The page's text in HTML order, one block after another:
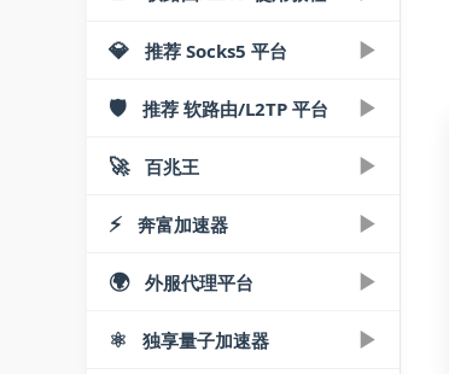
老鱼加速器免费版下载安装教程 |
单窗口单IP
老鱼加速器专业版下载使用教程 |
老鱼加速器模拟器绑定视频教程 |
老鱼加速器Socks5协议配置指南 |
智能分流
Socks5工具-手机端 ▶
老鱼加速器安卓版下载使用教程 |
Kitsunebi安卓Socks5代理工具下
老鱼加速器安卓版使用指南 | 视频
图文教程
SSTap全局-电脑端 ▶
SSTap-beta下载使用教程 - 轻松配
SSTap工具下载及使用指南 | 视频
有米加速器Socks5软件下载使用教
有米网游加速器绑定安卓模拟器图
万安加速器购买使用教程 | 一键配
软路由导入IP教程 ▶
ROS软路由多WAN/多IP配置详解
| 图解
单机单IP
Proxifier代理设置全攻略 - 3步配置
Socks5
安卓手机直连教程 ▶
安卓手机L2TP直连教程：3分钟快
windows电脑直连教程 ▶
Windows电脑L2TP协议VPN设置
Windows/软路由PPTP/L2TP直连
苹果ios手机利用L2TP/Socks5直连
苹果Mac电脑代理IP设置教程
💎 推荐 Socks5 平台 ▶
光子SK5 ▶
光子IP - Socks5/L2TP购买提取使
用教程
🛡️ 推荐 软路由/L2TP 平台 ▶
小猫IP ▶
小猫IP手机云手机购买下载使用教
程
小猫IP购买使用教程：
🚀 百兆王 ▶
注册 | 购买 | 免费测试 ▶
百兆王IP代理购买教程：3步完成
购买
百兆王分组功能使用教程：多设备
电脑端 ▶
百兆王电脑端教程：端游与模拟器
手机端 ▶
⚡ 奔富加速器 ▶
注册 | 购买 | 免费测试 ▶
奔富加速器购买使用教程-注册/选
购/IP导出
电脑端 ▶
🌍 外服代理平台 ▶
无双代理服务平台 ▶
⚛️ 独享量子加速器 ▶